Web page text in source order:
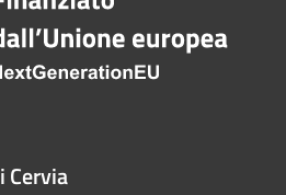
Cervia